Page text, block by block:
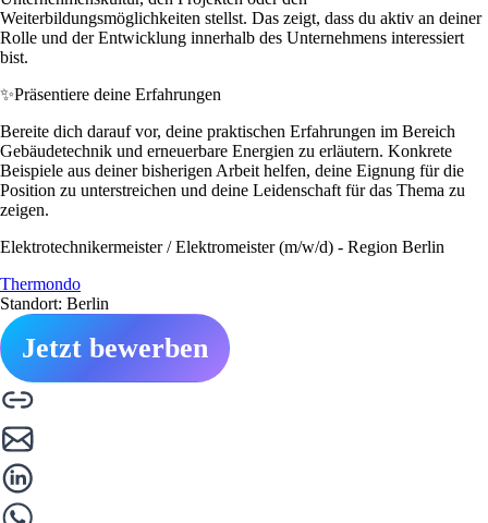
Weiterbildungsmöglichkeiten stellst. Das zeigt, dass du aktiv an deiner
Rolle und der Entwicklung innerhalb des Unternehmens interessiert
bist.
✨Präsentiere deine Erfahrungen
Bereite dich darauf vor, deine praktischen Erfahrungen im Bereich
Gebäudetechnik und erneuerbare Energien zu erläutern. Konkrete
Beispiele aus deiner bisherigen Arbeit helfen, deine Eignung für die
Position zu unterstreichen und deine Leidenschaft für das Thema zu
zeigen.
Elektrotechnikermeister / Elektromeister (m/w/d) - Region Berlin
Thermondo
Standort: Berlin
Jetzt bewerben